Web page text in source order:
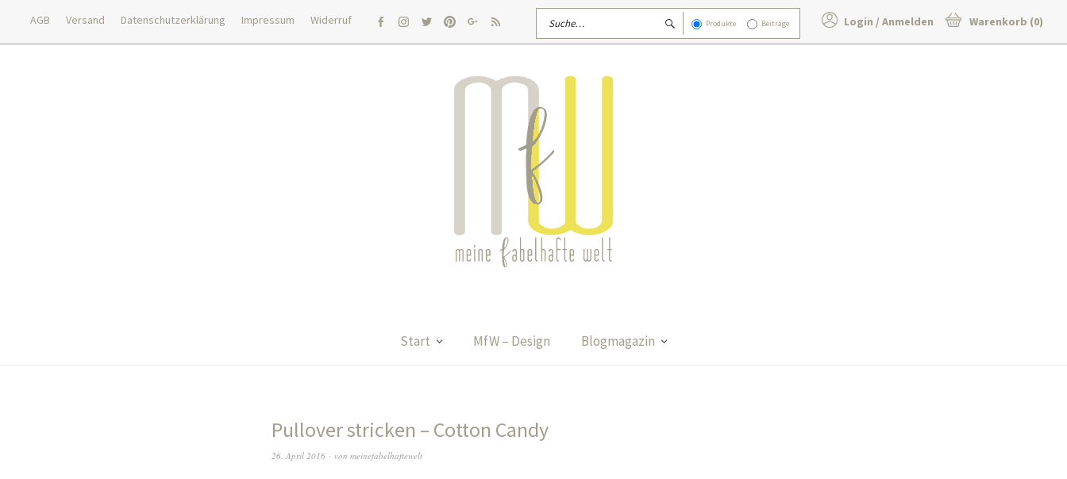
AGB Versand Datenschutzerklärung Impressum
Widerruf
facebookInstagram
twitterpinterest
google
rss
Produkte Beiträge Login / Anmelden Warenkorb (0)
Start MfW – Design Blogmagazin
Pullover stricken – Cotton Candy
26. April 2016 von meinefabelhaftewelt